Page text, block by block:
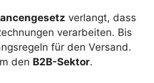
verlangt, dass
verarbeiten. Bis
für den Versand.
den B2B-Sektor.